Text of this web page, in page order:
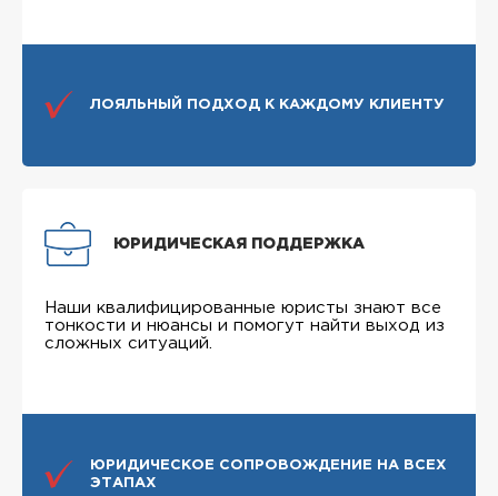
ЛОЯЛЬНЫЙ ПОДХОД К КАЖДОМУ КЛИЕНТУ
ЮРИДИЧЕСКАЯ ПОДДЕРЖКА
Наши квалифицированные юристы знают все
тонкости и нюансы и помогут найти выход из
сложных ситуаций.
ЮРИДИЧЕСКОЕ СОПРОВОЖДЕНИЕ НА ВСЕХ
ЭТАПАХ